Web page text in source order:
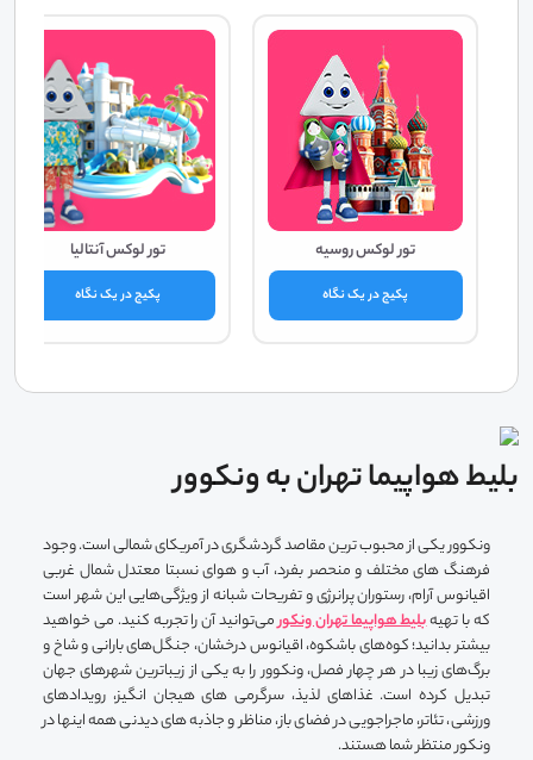
تور لوکس روسیه
پکیج در یک نگاه
تور لوکس آنتالیا
پکیج در یک نگاه
بلیط هواپیما تهران به ونکوور
ونکوور یکی از محبوب ترین مقاصد گردشگری در آمریکای شمالی است. وجود
فرهنگ های مختلف و منحصر بفرد، آب و هوای نسبتا معتدل شمال غربی
اقیانوس آرام، رستوران پرانرژی و تفریحات شبانه از ویژگی‌هایی این شهر است
که با تهیهبلیط هواپیما تهران ونکورمی‌توانید آن را تجربه کنید. می خواهید
بیشتر بدانید؛ کوه‌های باشکوه، اقیانوس درخشان، جنگل‌های بارانی و شاخ و
برگ‌های زیبا در هر چهار فصل، ونکوور را به یکی از زیباترین شهرهای جهان
تبدیل کرده است. غذاهای لذیذ، سرگرمی های هیجان انگیز، رویدادهای
ورزشی، تئاتر، ماجراجویی در فضای باز، مناظر و جاذبه های دیدنی همه اینها در
ونکور منتظر شما هستند.